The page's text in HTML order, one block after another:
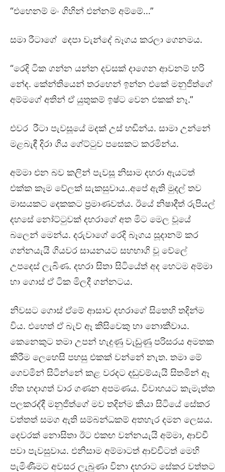
“එහෙනම් මං ගිහින් එන්නම් අම්මේ…”
සමා රීටාගේ දෙපා වැන්දේ බෑගය කරලා ගෙනමය.
“රෙදි ටික ගන්න යන්න දවසක් දාගෙන ආවනම් හරි
නේද. කේන්තියෙන් තරහෙන් ඉන්න එකේ මනුජිත්ගේ
අම්මගේ අතින් ඒ යුතුකම් ඉෂ්ට වෙන එකක් නෑ.”
එවර රීටා පැවසූයේ මදක් උස් හඬින්ය. සාමා උන්නේ
මළබැඳී දිරා ගිය ගේට්ටුව පසෙකට කරමින්ය.
අම්මා එන බව කලින් පැවසූ නිසාම දහරා ඇයටත්
එක්ක කෑම වේලක් සැකසුවාය..අපේ ඇති මුදල් තව
මාසයකට දෙකකට ප්‍රමාණවත්ය. ඊයේ නිෂාදීත් රුපියල්
දහසේ නෝට්ටුවක් දහරාගේ අත මිට මෙල වූයේ
බලෙන් මෙන්ය. දරුවාගේ රෙදි බෑගය සූදානම් කර
ගන්නයැයි ගියවර සායනයට සහභාගි වූ වේලේ
උපදෙස් ලැබිණ. දහරා සිතා සිටියේත් අද හෙටම අම්මා
හා ගොස් ඒ ටික මිලදී ගන්නටය.
නිවසට ගොස් ඒමේ ආසාව දහරාගේ සිතෙහි තදින්ම
විය. එහෙත් ඒ බැව් ඈ කිසිවෙකු හා නොකීවාය.
කෙනෙකුට තමා උපන් හැදුණු වැඩුුණු පරිසරය අමතක
කිරීම ලෙහෙසි පහසු එකක් වන්නේ නැත. තමා මේ
ගෙවමින් සිටින්නේ කළ වරදට දඬුවම්යැයි සිතමින් ඈ
හිත හදාගත් වාර ගණන අපමණය. විවාහයට කැමැත්ත
පලකරද්දී මනුජිත්ගේ මව තදින්ම කියා සිටියේ සේකර
වත්තත් සමග ඇති සම්බන්ධකම් අතහැර දමන ලෙසය.
දෙවරක් නොසිතා ඊට එකඟ වන්නයැයි අම්මා, ආච්චී
පවා පැවසුවාය. එනිසාම අම්මාටත් ආච්චිටත් මෙහි
පැමිණීමට අවසර ලැබුණා විනා දහරාට සේකර වත්තට